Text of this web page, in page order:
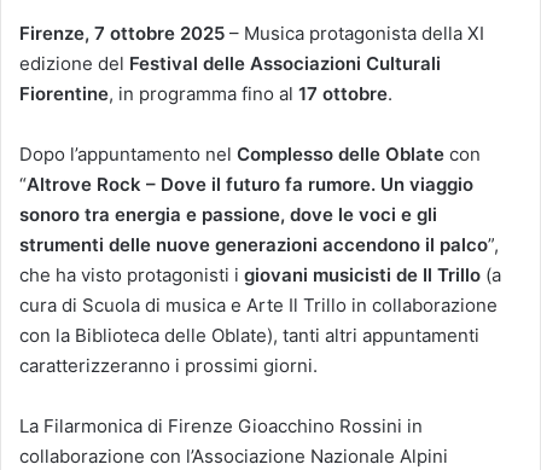
Firenze, 7 ottobre 2025 – Musica protagonista della XI
edizione del Festival delle Associazioni Culturali
Fiorentine, in programma fino al 17 ottobre.
Dopo l’appuntamento nel Complesso delle Oblate con
“Altrove Rock – Dove il futuro fa rumore. Un viaggio
sonoro tra energia e passione, dove le voci e gli
strumenti delle nuove generazioni accendono il palco”,
che ha visto protagonisti i giovani musicisti de Il Trillo (a
cura di Scuola di musica e Arte Il Trillo in collaborazione
con la Biblioteca delle Oblate), tanti altri appuntamenti
caratterizzeranno i prossimi giorni.
La Filarmonica di Firenze Gioacchino Rossini in
collaborazione con l’Associazione Nazionale Alpini